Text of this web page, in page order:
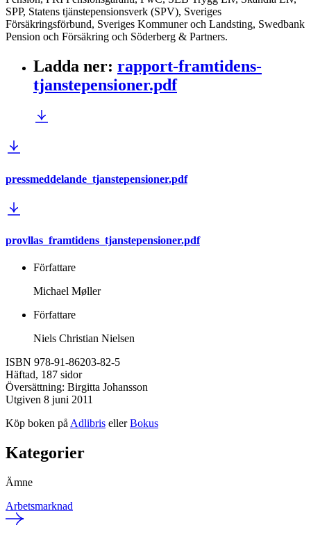
SPP, Statens tjänstepensionsverk (SPV), Sveriges
Försäkringsförbund, Sveriges Kommuner och Landsting, Swedbank
Pension och Försäkring och Söderberg & Partners.
Ladda ner: rapport-framtidens-
tjanstepensioner.pdf
pressmeddelande_tjanstepensioner.pdf
provllas_framtidens_tjanstepensioner.pdf
Författare
Michael Møller
Författare
Niels Christian Nielsen
ISBN 978-91-86203-82-5
Häftad, 187 sidor
Översättning: Birgitta Johansson
Utgiven 8 juni 2011
Köp boken påAdlibris ellerBokus
Kategorier
Ämne
Arbetsmarknad